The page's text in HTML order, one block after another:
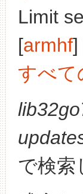
Limit
[armhf]
すべて
で検索